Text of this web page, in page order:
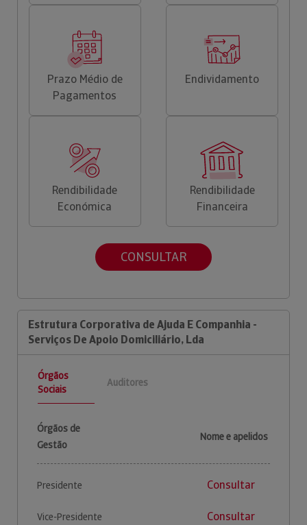
Prazo Médio de
Pagamentos
Endividamento
Rendibilidade
Económica
Rendibilidade
Financeira
CONSULTAR
Estrutura Corporativa de Ajuda E Companhia -
Serviços De Apoio Domiciliário, Lda
Órgãos
Sociais
Auditores
Órgãos de
Gestão
Nome e apelidos
Presidente Consultar
Vice-Presidente Consultar